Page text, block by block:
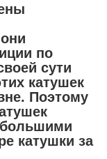
по
сути
катушек
Поэтому
катушки за